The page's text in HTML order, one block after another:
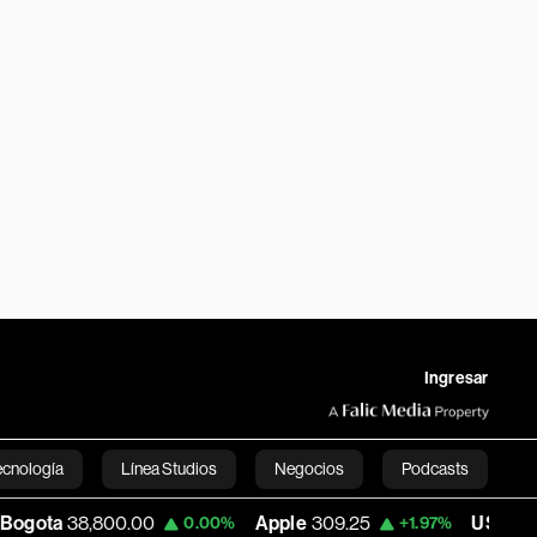
Ingresar
Línea Studios Negocios Podcasts
English0.00% Apple 309.25 +1.97% USD COP 3,195.99